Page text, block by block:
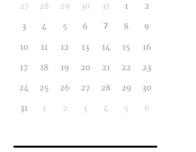
27 28 29 30 31 1 2
3 4 5 6 7 8 9
10 11 12 13 14 15 16
17 18 19 20 21 22 23
24 25 26 27 28 29 30
31 1 2 3 4 5 6